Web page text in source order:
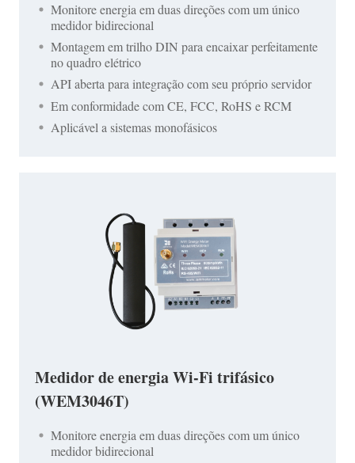
Monitore energia em duas direções com um único
medidor bidirecional
Montagem em trilho DIN para encaixar perfeitamente
no quadro elétrico
API aberta para integração com seu próprio servidor
Em conformidade com CE, FCC, RoHS e RCM
Aplicável a sistemas monofásicos
Medidor de energia Wi-Fi trifásico
(WEM3046T)
Monitore energia em duas direções com um único
medidor bidirecional